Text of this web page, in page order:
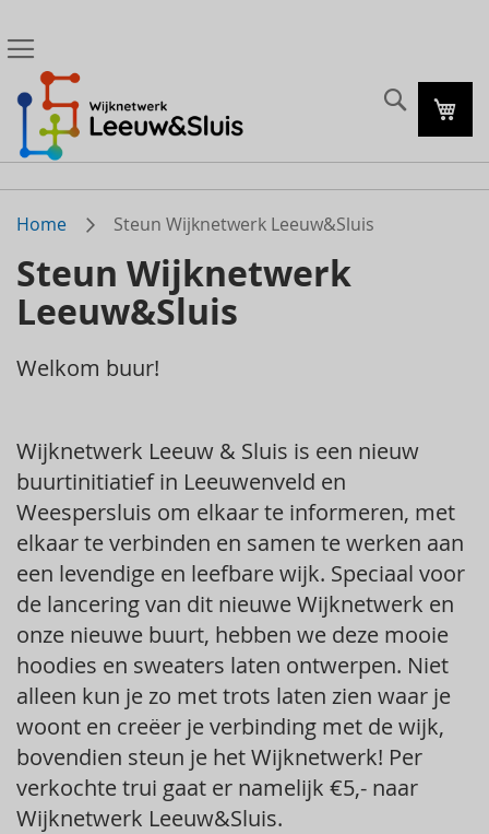
Home Steun Wijknetwerk Leeuw&Sluis
Steun Wijknetwerk
Leeuw&Sluis
Welkom buur!
Wijknetwerk Leeuw & Sluis is een nieuw
buurtinitiatief in Leeuwenveld en
Weespersluis om elkaar te informeren, met
elkaar te verbinden en samen te werken aan
een levendige en leefbare wijk. Speciaal voor
de lancering van dit nieuwe Wijknetwerk en
onze nieuwe buurt, hebben we deze mooie
hoodies en sweaters laten ontwerpen. Niet
alleen kun je zo met trots laten zien waar je
woont en creëer je verbinding met de wijk,
bovendien steun je het Wijknetwerk! Per
verkochte trui gaat er namelijk €5,- naar
Wijknetwerk Leeuw&Sluis.